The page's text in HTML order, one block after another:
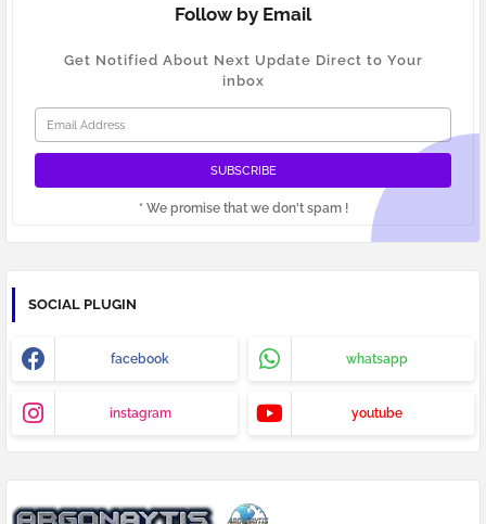
Follow by Email
Get Notified About Next Update Direct to Your
inbox
* We promise that we don't spam !
SOCIAL PLUGIN
facebook whatsapp
instagram youtube